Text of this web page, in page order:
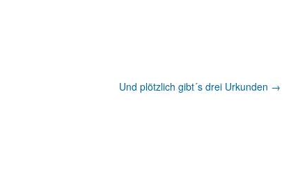
Und plötzlich gibt´s drei Urkunden →